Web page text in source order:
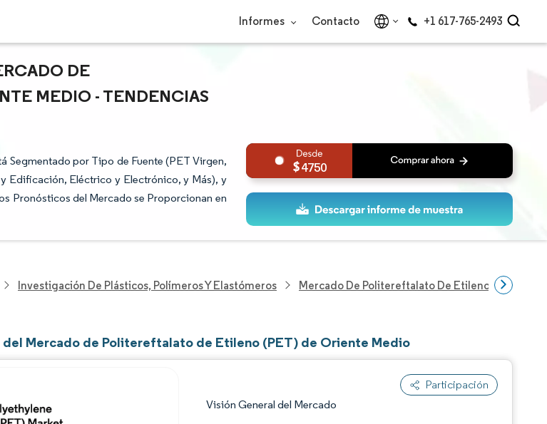
Informes Contacto +1 617-765-2493
DE
MEDIO - TENDENCIAS
Segmentado por Tipo de Fuente (PET Virgen,
Edificación, Eléctrico y Electrónico, y Más), y
Pronósticos del Mercado se Proporcionan en
4750
Investigación De Plásticos, Polímeros Y Elastómeros Mercado De Politereftalato De Etileno (PET) De
del Mercado de Politereftalato de Etileno (PET) de Oriente Medio
Participación
Visión General del Mercado